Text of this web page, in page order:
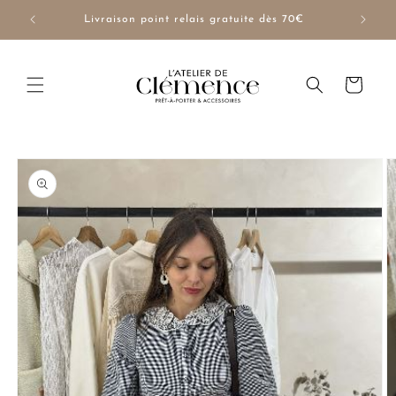
passer
Livraison point relais gratuite dès 70€
Panier
Passer aux
informations
produits